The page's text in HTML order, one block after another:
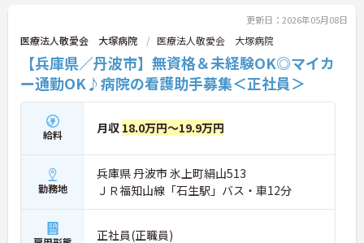
更新日：2026年05月08日
医療法人敬愛会 大塚病院 医療法人敬愛会 大塚病院
【兵庫県／丹波市】無資格＆未経験OK◎マイカ
ー通勤OK♪病院の看護助手募集＜正社員＞
給料 月収 18.0万円～19.9万円
勤務地
兵庫県 丹波市 氷上町絹山513
ＪＲ福知山線「石生駅」バス・車12分
正社員(正職員)